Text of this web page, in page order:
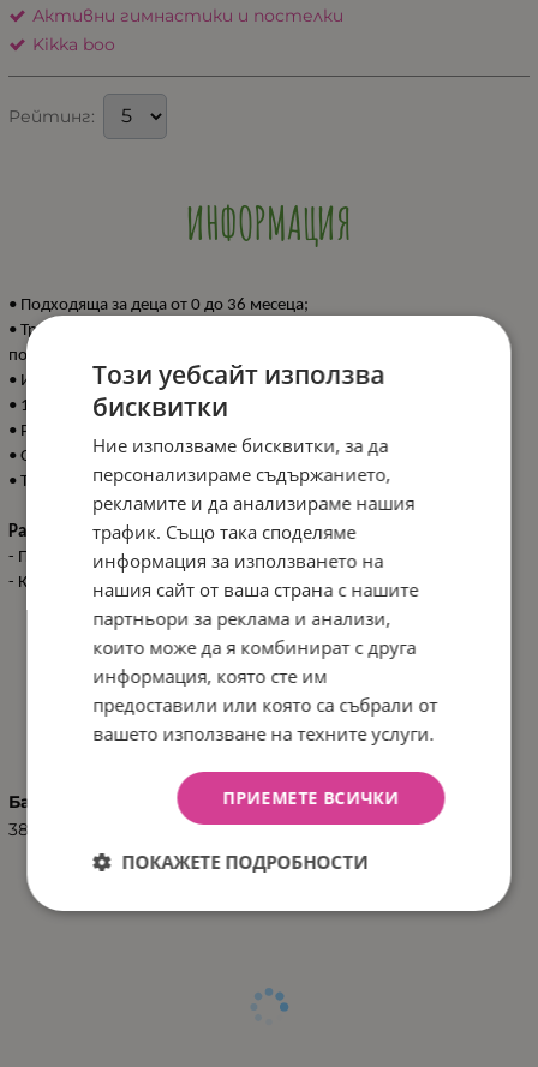
Активни гимнастики и постелки
Kikka boo
Рейтинг:
ИНФОРМАЦИЯ
• Подходящa за деца от 0 до 36 месеца;
• Три начина на използване - по гръб, по корем и в седнало
положение;
• Интерактивни играчки;
• 18 цветни топчета за игра и отделящи се арки;
• Развиване на двигателните умения - разтягане и ритане;
• Осигурява мултисензорна игрална среда;
• Той е с функция за затваряне на всички 4 страни.
Размери:
- Продукт: 78x75x52 см / N.W. 1 кг
- Кашон:
58.5x6.5x51 см / G.W: 1.1 кг / 1 pcs/ctn
ХАРАКТЕРИСТИКИ
Баркод (ISBN, UPC, др.)
3801201012352
Този уебсайт използва
бисквитки
Ние използваме бисквитки, за да
персонализираме съдържанието,
рекламите и да анализираме нашия
трафик. Също така споделяме
информация за използването на
нашия сайт от ваша страна с нашите
партньори за реклама и анализи,
които може да я комбинират с друга
информация, която сте им
предоставили или която са събрали от
вашето използване на техните услуги.
ПРИЕМЕТЕ ВСИЧКИ
ПОКАЖЕТЕ ПОДРОБНОСТИ